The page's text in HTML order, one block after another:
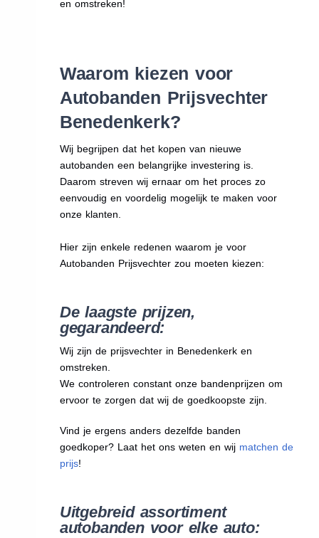
en omstreken!
Waarom kiezen voor
Autobanden Prijsvechter
Benedenkerk?
Wij begrijpen dat het kopen van nieuwe
autobanden een belangrijke investering is.
Daarom streven wij ernaar om het proces zo
eenvoudig en voordelig mogelijk te maken voor
onze klanten.
Hier zijn enkele redenen waarom je voor
Autobanden Prijsvechter zou moeten kiezen:
De laagste prijzen,
gegarandeerd:
Wij zijn de prijsvechter in Benedenkerk en
omstreken.
We controleren constant onze bandenprijzen om
ervoor te zorgen dat wij de goedkoopste zijn.
Vind je ergens anders dezelfde banden
goedkoper? Laat het ons weten en wij matchen de
prijs!
Uitgebreid assortiment
autobanden voor elke auto: